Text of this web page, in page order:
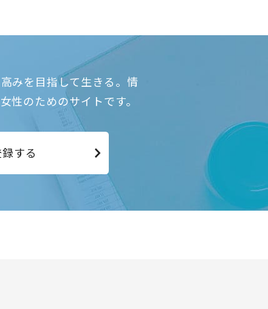
みを目指して生きる。情
性のためのサイトです。
する